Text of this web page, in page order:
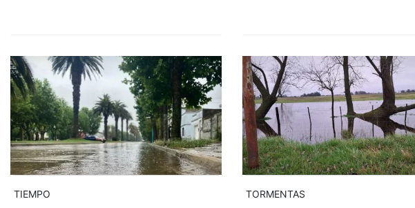
TIEMPO TORMENTAS